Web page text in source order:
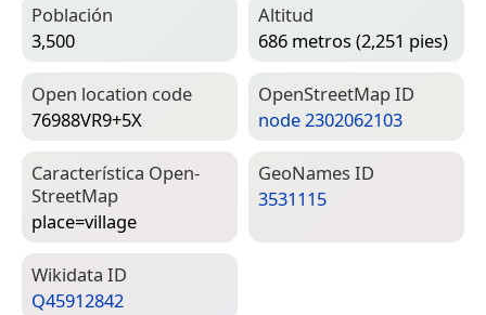
Población
3,500
Altitud
686 metros (2,251 pies)
Open location code
76988VR9+5X
Open­Street­Map ID
node 2302062103
Característica Open­
Street­Map
place=­village
Geo­Names ID
3531115
Wiki­data ID
Q45912842